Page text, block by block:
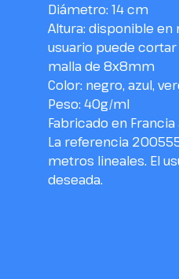
Diámetro: 14 cm
Altura: disponible
usuario puede
malla de 8x8mm
Color: negro, azul,
Peso: 40g/ml
Fabricado en
La referencia
metros lineales. El
deseada.